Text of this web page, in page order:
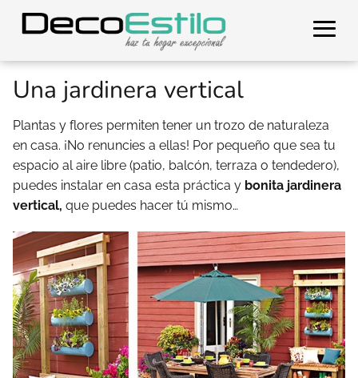
Una jardinera vertical
Plantas y flores permiten tener un trozo de naturaleza
en casa. ¡No renuncies a ellas! Por pequeño que sea tu
espacio al aire libre (patio, balcón, terraza o tendedero),
puedes instalar en casa esta práctica y bonita jardinera
vertical, que puedes hacer tú mismo…